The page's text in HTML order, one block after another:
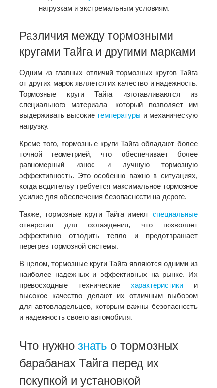
нагрузкам и экстремальным условиям.
Различия между тормозными
кругами Тайга и другими марками
Одним из главных отличий тормозных кругов Тайга
от других марок является их качество и надежность.
Тормозные круги Тайга изготавливаются из
специального материала, который позволяет им
выдерживать высокие температуры и механическую
нагрузку.
Кроме того, тормозные круги Тайга обладают более
точной геометрией, что обеспечивает более
равномерный износ и лучшую тормозную
эффективность. Это особенно важно в ситуациях,
когда водительу требуется максимальное тормозное
усилие для обеспечения безопасности на дороге.
Также, тормозные круги Тайга имеют специальные
отверстия для охлаждения, что позволяет
эффективно отводить тепло и предотвращает
перегрев тормозной системы.
В целом, тормозные круги Тайга являются одними из
наиболее надежных и эффективных на рынке. Их
превосходные технические характеристики и
высокое качество делают их отличным выбором
для автовладельцев, которым важны безопасность
и надежность своего автомобиля.
Что нужно знать о тормозных
барабанах Тайга перед их
покупкой и установкой